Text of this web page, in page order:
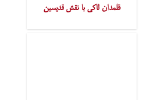
قلمدان لاکی با نقش قدیسین